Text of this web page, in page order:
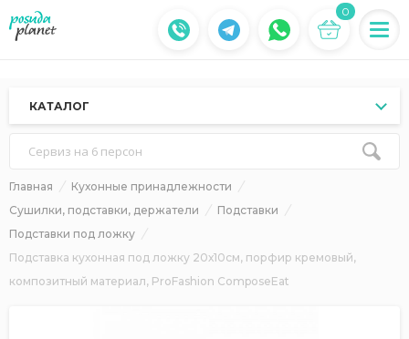
0
КАТАЛОГ
Сервиз на 6 персон
Главная
Кухонные принадлежности
Сушилки, подставки, держатели
Подставки
Подставки под ложку
Подставка кухонная под ложку 20х10см, порфир кремовый,
композитный материал, ProFashion ComposeEat